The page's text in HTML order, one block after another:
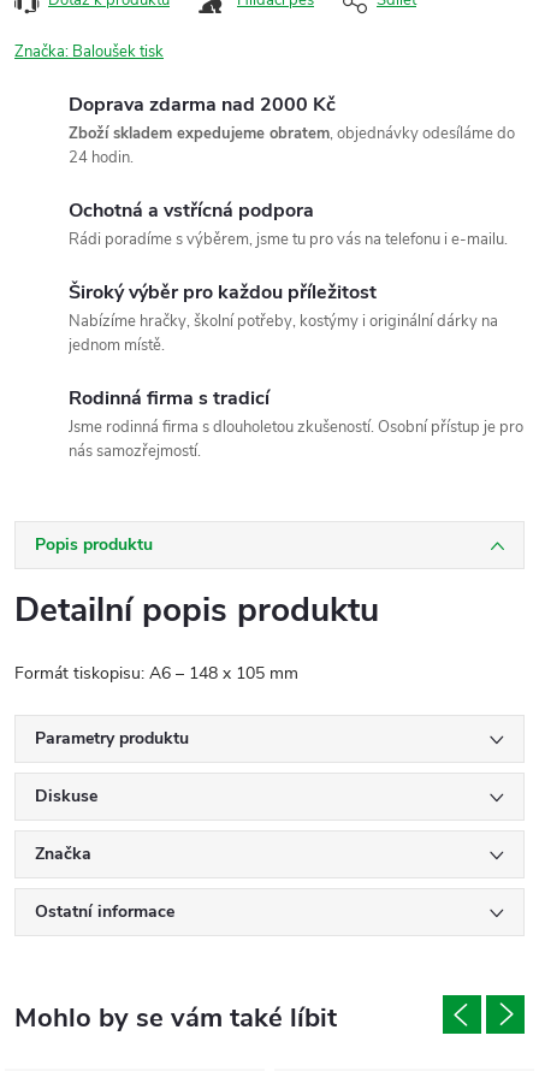
Značka: Baloušek tisk
Doprava zdarma nad 2000 Kč
Zboží skladem expedujeme obratem, objednávky odesíláme do
24 hodin.
Ochotná a vstřícná podpora
Rádi poradíme s výběrem, jsme tu pro vás na telefonu i e-mailu.
Široký výběr pro každou příležitost
Nabízíme hračky, školní potřeby, kostýmy i originální dárky na
jednom místě.
Rodinná firma s tradicí
Jsme rodinná firma s dlouholetou zkušeností. Osobní přístup je pro
nás samozřejmostí.
Popis produktu
Detailní popis produktu
Formát tiskopisu: A6 – 148 x 105 mm
Parametry produktu
Diskuse
Značka
Ostatní informace